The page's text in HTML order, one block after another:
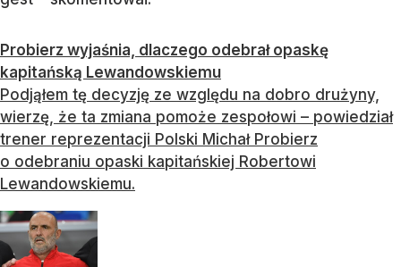
Probierz wyjaśnia, dlaczego odebrał opaskę
kapitańską Lewandowskiemu
Podjąłem tę decyzję ze względu na dobro drużyny,
wierzę, że ta zmiana pomoże zespołowi – powiedział
trener reprezentacji Polski Michał Probierz
o odebraniu opaski kapitańskiej Robertowi
Lewandowskiemu.